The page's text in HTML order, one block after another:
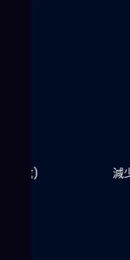
減少